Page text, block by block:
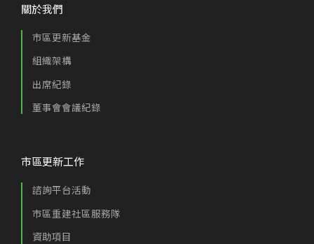
關於我們
市區更新基金
組織架構
出席紀錄
董事會會議紀錄
市區更新工作
諮詢平台活動
市區重建社區服務隊
資助項目